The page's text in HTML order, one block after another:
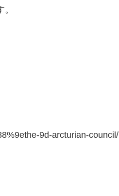
9d-arcturian-council/